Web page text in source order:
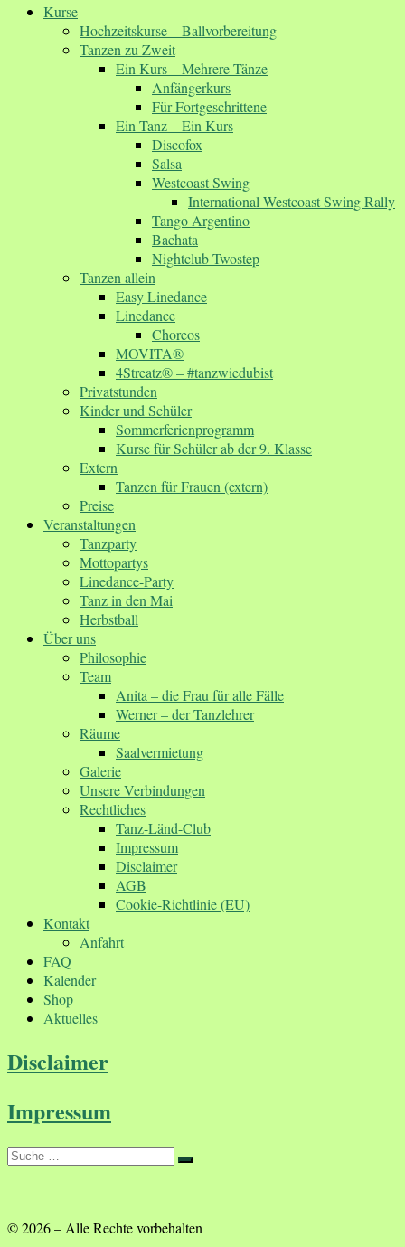
Kurse
Hochzeitskurse – Ballvorbereitung
Tanzen zu Zweit
Ein Kurs – Mehrere Tänze
Anfängerkurs
Für Fortgeschrittene
Ein Tanz – Ein Kurs
Discofox
Salsa
Westcoast Swing
International Westcoast Swing Rally
Tango Argentino
Bachata
Nightclub Twostep
Tanzen allein
Easy Linedance
Linedance
Choreos
MOVITA®
4Streatz® – #tanzwiedubist
Privatstunden
Kinder und Schüler
Sommerferienprogramm
Kurse für Schüler ab der 9. Klasse
Extern
Tanzen für Frauen (extern)
Preise
Veranstaltungen
Tanzparty
Mottopartys
Linedance-Party
Tanz in den Mai
Herbstball
Über uns
Philosophie
Team
Anita – die Frau für alle Fälle
Werner – der Tanzlehrer
Räume
Saalvermietung
Galerie
Unsere Verbindungen
Rechtliches
Tanz-Länd-Club
Impressum
Disclaimer
AGB
Cookie-Richtlinie (EU)
Kontakt
Anfahrt
FAQ
Kalender
Shop
Aktuelles
Disclaimer
Impressum
Suche
Suche
© 2026– Alle Rechte vorbehalten